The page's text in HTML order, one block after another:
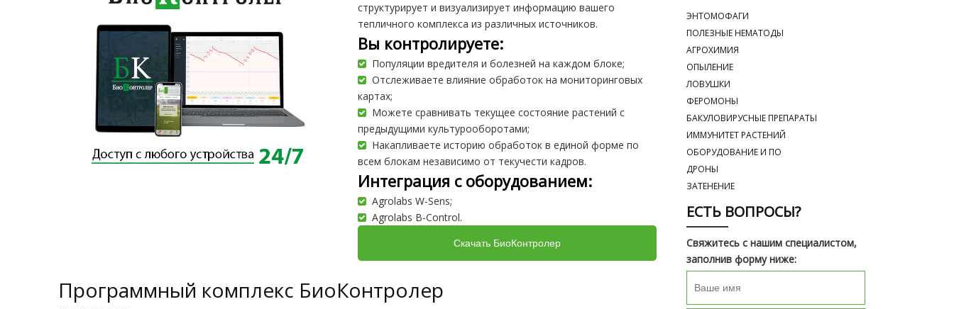
структурирует и визуализирует информацию вашего
тепличного комплекса из различных источников.
Вы контролируете:
Популяции вредителя и болезней на каждом блоке;
Отслеживаете влияние обработок на мониторинговых
картах;
Можете сравнивать текущее состояние растений с
предыдущими культурооборотами;
Накапливаете историю обработок в единой форме по
всем блокам независимо от текучести кадров.
Интеграция с оборудованием:
Agrolabs W-Sens;
Agrolabs B-Control.
Скачать БиоКонтролер
Программный комплекс БиоКонтролер
ЭНТОМОФАГИ
ПОЛЕЗНЫЕ НЕМАТОДЫ
АГРОХИМИЯ
ОПЫЛЕНИЕ
ЛОВУШКИ
ФЕРОМОНЫ
БАКУЛОВИРУСНЫЕ ПРЕПАРАТЫ
ИММУНИТЕТ РАСТЕНИЙ
ОБОРУДОВАНИЕ И ПО
ДРОНЫ
ЗАТЕНЕНИЕ
ЕСТЬ ВОПРОСЫ?
Свяжитесь с нашим специалистом,
заполнив форму ниже: